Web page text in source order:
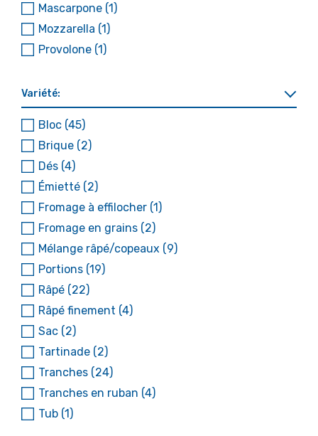
Mascarpone (1)
Mozzarella (1)
Provolone (1)
Variété:
Bloc (45)
Brique (2)
Dés (4)
Émietté (2)
Fromage à effilocher (1)
Fromage en grains (2)
Mélange râpé/copeaux (9)
Portions (19)
Râpé (22)
Râpé finement (4)
Sac (2)
Tartinade (2)
Tranches (24)
Tranches en ruban (4)
Tub (1)